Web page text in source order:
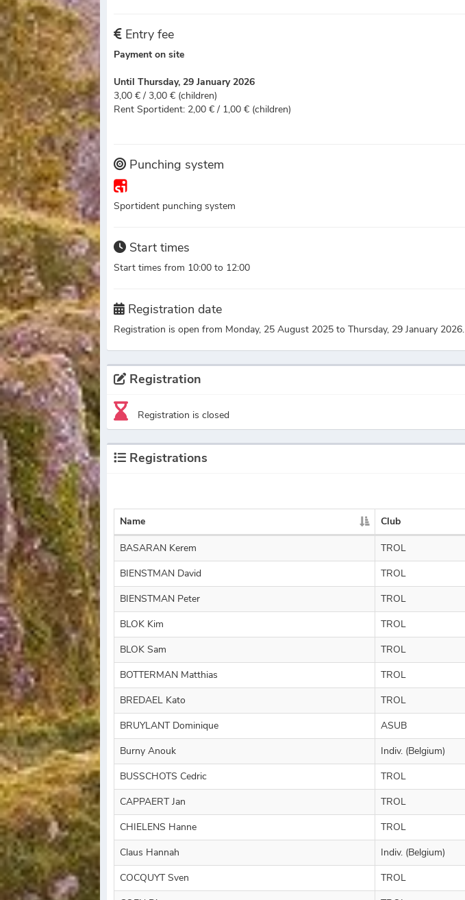
Entry fee
Payment on site
Until Thursday, 29 January 2026
3,00 € / 3,00 € (children)
Rent Sportident: 2,00 € / 1,00 € (children)
Punching system
Sportident punching system
Start times
Start times from 10:00 to 12:00
Registration date
Registration is open from Monday, 25 August 2025 to Thursday, 29 January 2026.
Registration
Registration is closed
Registrations
Name Club
BASARAN Kerem TROL
BIENSTMAN David
TROL
BIENSTMAN Peter
TROL
BLOK Kim
TROL
BLOK Sam
TROL
BOTTERMAN Matthias
TROL
BREDAEL Kato
TROL
BRUYLANT Dominique
ASUB
Burny Anouk
Indiv. (Belgium)
BUSSCHOTS Cedric
TROL
CAPPAERT Jan
TROL
CHIELENS Hanne
TROL
Claus Hannah
Indiv. (Belgium)
COCQUYT Sven
TROL